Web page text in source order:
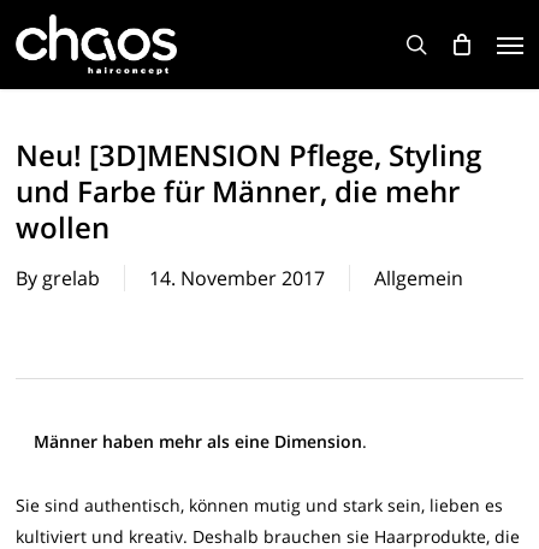
search
Neu! [3D]MENSION Pflege, Styling
und Farbe für Männer, die mehr
wollen
By grelab 14. November 2017 Allgemein
Männer haben mehr als eine Dimension.
Sie sind authentisch, können mutig und stark sein, lieben es
kultiviert und kreativ. Deshalb brauchen sie Haarprodukte, die